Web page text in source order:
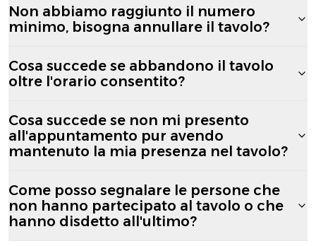
Non abbiamo raggiunto il numero
minimo, bisogna annullare il tavolo?
Cosa succede se abbandono il tavolo
oltre l'orario consentito?
Cosa succede se non mi presento
all'appuntamento pur avendo
mantenuto la mia presenza nel tavolo?
Come posso segnalare le persone che
non hanno partecipato al tavolo o che
hanno disdetto all'ultimo?